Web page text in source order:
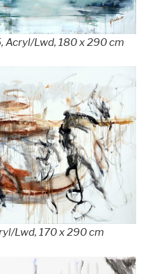
Acryl/Lwd, 180 x 290 cm
Lwd, 170 x 290 cm